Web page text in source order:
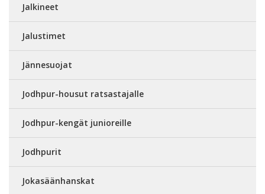
Jalkineet
Jalustimet
Jännesuojat
Jodhpur-housut ratsastajalle
Jodhpur-kengät junioreille
Jodhpurit
Jokasäänhanskat